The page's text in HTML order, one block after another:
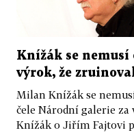
Knížák se
výrok, že
Milan Knížák se
čele Národní galerie za
Knížák o Jiřím Fajtovi